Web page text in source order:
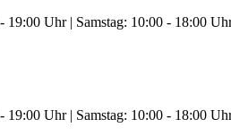
19:00 Uhr | Samstag: 10:00 - 18:00
19:00 Uhr | Samstag: 10:00 - 18:00